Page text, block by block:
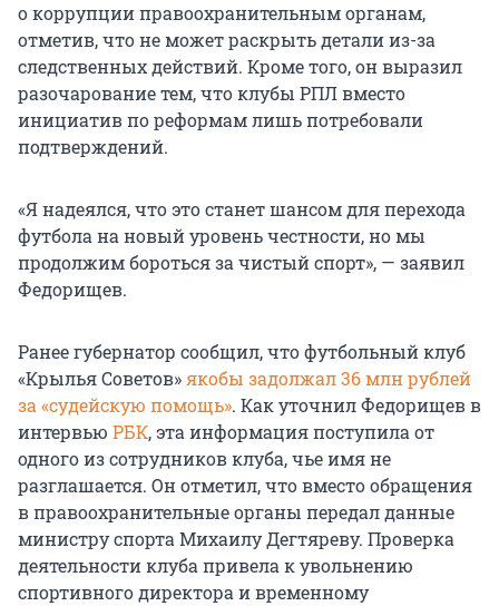
о коррупции правоохранительным органам,
отметив, что не может раскрыть детали из-за
следственных действий. Кроме того, он выразил
разочарование тем, что клубы РПЛ вместо
инициатив по реформам лишь потребовали
подтверждений.
«Я надеялся, что это станет шансом для перехода
футбола на новый уровень честности, но мы
продолжим бороться за чистый спорт», — заявил
Федорищев.
Ранее губернатор сообщил, что футбольный клуб
«Крылья Советов» якобы задолжал 36 млн рублей
за «судейскую помощь». Как уточнил Федорищев в
интервью РБК, эта информация поступила от
одного из сотрудников клуба, чье имя не
разглашается. Он отметил, что вместо обращения
в правоохранительные органы передал данные
министру спорта Михаилу Дегтяреву. Проверка
деятельности клуба привела к увольнению
спортивного директора и временному